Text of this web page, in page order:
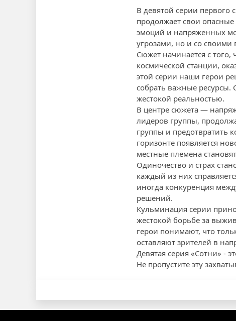
В девятой серии первого
продолжает свои
эмоций и напряженных
угрозами, но и со
Сюжет начинается с
космической станции,
этой серии наши герои
собрать важные ресурсы.
жестокой реальностью.
В центре сюжета —
лидеров группы,
группы и предотвратить
горизонте появляется
местные племена
Одиночество и страх
каждый из них
иногда конкуренция
решений.
Кульминация серии
жестокой борьбе за
герои понимают, что
оставляют зрителей в
Девятая серия «Сотни» -
Не пропустите эту